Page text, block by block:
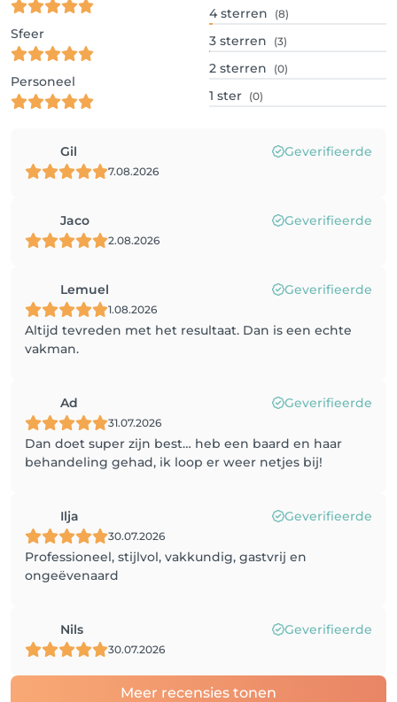
Sfeer
Personeel
4 sterren (8)
3 sterren (3)
2 sterren (0)
1 ster (0)
Gil Geverifieerde
7.08.2026
Jaco Geverifieerde
2.08.2026
Lemuel Geverifieerde
1.08.2026
Altijd tevreden met het resultaat. Dan is een echte
vakman.
Ad Geverifieerde
31.07.2026
Dan doet super zijn best… heb een baard en haar
behandeling gehad, ik loop er weer netjes bij!
Ilja Geverifieerde
30.07.2026
Professioneel, stijlvol, vakkundig, gastvrij en
ongeëvenaard
Nils Geverifieerde
30.07.2026
Meer recensies tonen